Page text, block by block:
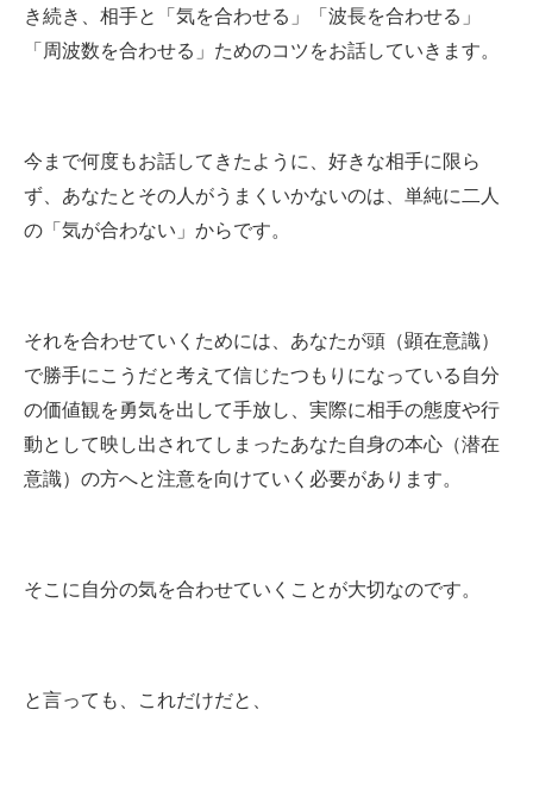
き続き、相手と「気を合わせる」「波長を合わせる」
「周波数を合わせる」ためのコツをお話していきます。
今まで何度もお話してきたように、好きな相手に限ら
ず、あなたとその人がうまくいかないのは、単純に二人
の「気が合わない」からです。
それを合わせていくためには、あなたが頭（顕在意識）
で勝手にこうだと考えて信じたつもりになっている自分
の価値観を勇気を出して手放し、実際に相手の態度や行
動として映し出されてしまったあなた自身の本心（潜在
意識）の方へと注意を向けていく必要があります。
そこに自分の気を合わせていくことが大切なのです。
と言っても、これだけだと、